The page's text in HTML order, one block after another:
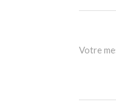
Votre